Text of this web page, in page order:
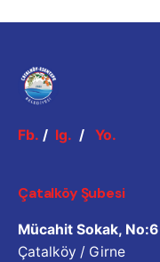
Fb. / Ig. / Yo.
Çatalköy Şubesi
Mücahit Sokak, No:6
Çatalköy / Girne